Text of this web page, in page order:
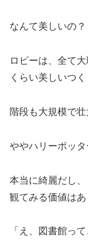
なんて美しいの
ロビーは、全て
くらい美しいつく
階段も大規模で壮
ややハリーポッタ
本当に綺麗だし
観てみる価値はあ
「え、図書館っ